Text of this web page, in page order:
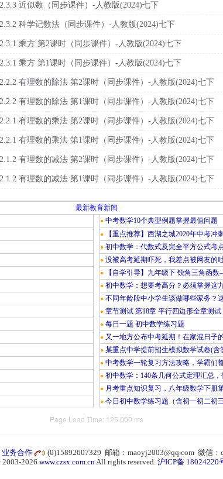
2.3.3 近似数（同步课件）-人教版(2024)七下
2.3.2 科学记数法（同步课件）-人教版(2024)七下
2.3.1 乘方 第2课时（同步课件）-人教版(2024)七下
2.3.1 乘方 第1课时（同步课件）-人教版(2024)七下
2.2.2 有理数的除法 第2课时（同步课件）-人教版(2024)七下
2.2.2 有理数的除法 第1课时（同步课件）-人教版(2024)七下
2.2.1 有理数的乘法 第2课时（同步课件）-人教版(2024)七下
2.2.1 有理数的乘法 第1课时（同步课件）-人教版(2024)七下
2.1.2 有理数的减法 第2课时（同步课件）-人教版(2024)七下
2.1.2 有理数的减法 第1课时（同步课件）-人教版(2024)七下
最新教育新闻
● 中考数学10个典型例题掌握最值问题
● 【重点推荐】西湖之城2020年中考冲
● 初中数学：代数式及完全平方公式考
● 没被高考延期吓死，我差点被网友的
● 【自学引导】九年级下 锐角三角函
● 初中数学：想要考高分？必须掌握这
● 不同年龄段中小学生该做哪些家务？
● 章节测试 第18章 平行四边形全章测试
● 每日一题 初中数学练习题
● 又一地方公布中考延期！在家混日子
● 某重点中学提前招生模拟数学试卷(含
● 中考数学一轮复习方法攻略，学霸们
● 初中数学：140条几何公式定理汇总，
● 月考重点知识复习，八年级数学下册
● 今日初中数学练习题（含初一初二初三
Page Load Time: 125.000 ms
业务合作
(0)15892607329 邮箱：maoyj2003@qq.com 微信：
2026 www.czsx.com.cnAll rights reserved. 沪ICP备 18024220